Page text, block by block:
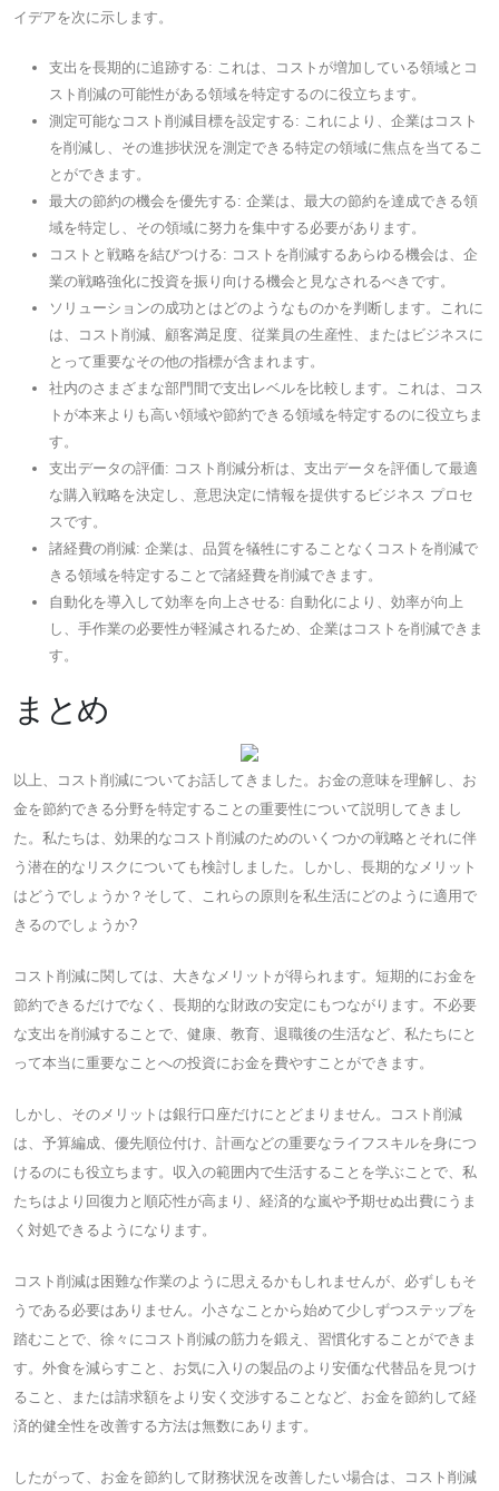
イデアを次に示します。
支出を長期的に追跡する: これは、コストが増加している領域とコ
スト削減の可能性がある領域を特定するのに役立ちます。
測定可能なコスト削減目標を設定する: これにより、企業はコスト
を削減し、その進捗状況を測定できる特定の領域に焦点を当てるこ
とができます。
最大の節約の機会を優先する: 企業は、最大の節約を達成できる領
域を特定し、その領域に努力を集中する必要があります。
コストと戦略を結びつける: コストを削減するあらゆる機会は、企
業の戦略強化に投資を振り向ける機会と見なされるべきです。
ソリューションの成功とはどのようなものかを判断します。これに
は、コスト削減、顧客満足度、従業員の生産性、またはビジネスに
とって重要なその他の指標が含まれます。
社内のさまざまな部門間で支出レベルを比較します。これは、コス
トが本来よりも高い領域や節約できる領域を特定するのに役立ちま
す。
支出データの評価: コスト削減分析は、支出データを評価して最適
な購入戦略を決定し、意思決定に情報を提供するビジネス プロセ
スです。
諸経費の削減: 企業は、品質を犠牲にすることなくコストを削減で
きる領域を特定することで諸経費を削減できます。
自動化を導入して効率を向上させる: 自動化により、効率が向上
し、手作業の必要性が軽減されるため、企業はコストを削減できま
す。
まとめ
以上、コスト削減についてお話してきました。お金の意味を理解し、お
金を節約できる分野を特定することの重要性について説明してきまし
た。私たちは、効果的なコスト削減のためのいくつかの戦略とそれに伴
う潜在的なリスクについても検討しました。しかし、長期的なメリット
はどうでしょうか？そして、これらの原則を私生活にどのように適用で
きるのでしょうか?
コスト削減に関しては、大きなメリットが得られます。短期的にお金を
節約できるだけでなく、長期的な財政の安定にもつながります。不必要
な支出を削減することで、健康、教育、退職後の生活など、私たちにと
って本当に重要なことへの投資にお金を費やすことができます。
しかし、そのメリットは銀行口座だけにとどまりません。コスト削減
は、予算編成、優先順位付け、計画などの重要なライフスキルを身につ
けるのにも役立ちます。収入の範囲内で生活することを学ぶことで、私
たちはより回復力と順応性が高まり、経済的な嵐や予期せぬ出費にうま
く対処できるようになります。
コスト削減は困難な作業のように思えるかもしれませんが、必ずしもそ
うである必要はありません。小さなことから始めて少しずつステップを
踏むことで、徐々にコスト削減の筋力を鍛え、習慣化することができま
す。外食を減らすこと、お気に入りの製品のより安価な代替品を見つけ
ること、または請求額をより安く交渉することなど、お金を節約して経
済的健全性を改善する方法は無数にあります。
したがって、お金を節約して財務状況を改善したい場合は、コスト削減